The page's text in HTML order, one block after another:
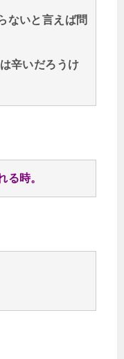
ないと言えば問
辛いだろうけ
る時。